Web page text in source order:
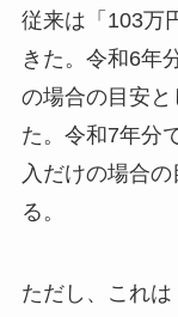
従来は「103万
きた。令和6年
の場合の目安
た。令和7年分
入だけの場合
る。
ただし、これ